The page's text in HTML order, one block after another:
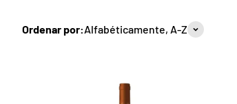
Ordenar por:Alfabéticamente, A-Z